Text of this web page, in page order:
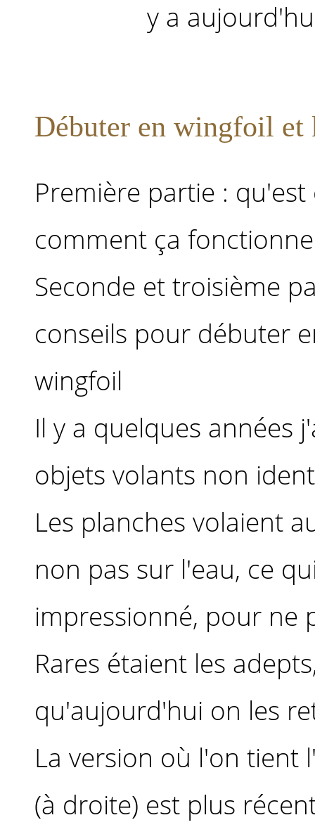
y a
Débuter en wingfoil
Première partie : qu'est
comment ça
Seconde et troisième
conseils pour débuter
wingfoil
Il y a quelques années
objets volants non
Les planches volaient
non pas sur l'eau, ce
impressionné, pour ne
Rares étaient les
qu'aujourd'hui on les
La version où l'on tient
(à droite) est plus